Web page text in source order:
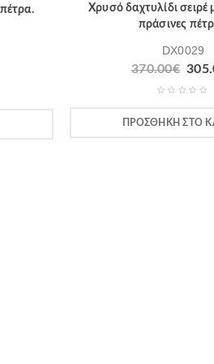
Χρυσό δαχτυλίδι σειρέ
πράσινες
DX0029
370.00€
ΠΡΟΣΘΉΚΗ ΣΤΟ